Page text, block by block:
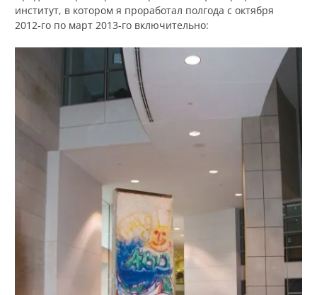
институт, в котором я проработал полгода с октября
2012‑го по март 2013‑го включительно: